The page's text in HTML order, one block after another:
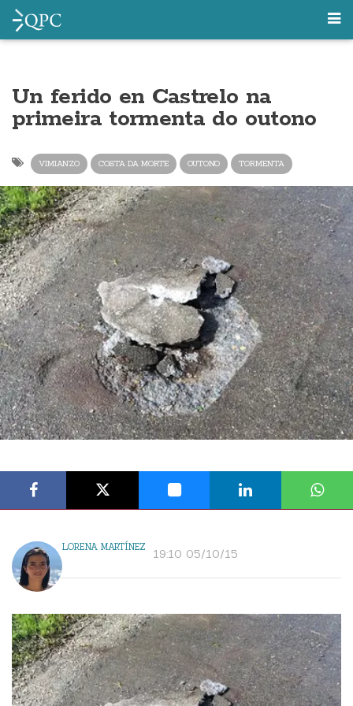
Un ferido en Castrelo na
primeira tormenta do outono
VIMIANZO COSTA DA MORTE OUTONO TORMENTA
LORENA MARTÍNEZ 19:10 05/10/15